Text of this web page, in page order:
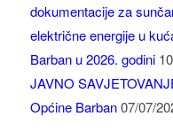
dokumentacije za
električne energije u
Barban u 2026. godini
JAVNO
Općine Barban 07/07/